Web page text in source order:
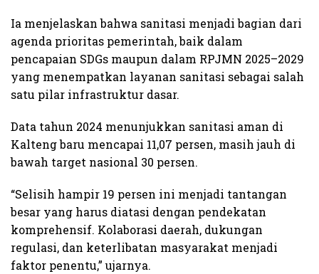
Ia menjelaskan bahwa sanitasi menjadi bagian dari
agenda prioritas pemerintah, baik dalam
pencapaian SDGs maupun dalam RPJMN 2025–2029
yang menempatkan layanan sanitasi sebagai salah
satu pilar infrastruktur dasar.
Data tahun 2024 menunjukkan sanitasi aman di
Kalteng baru mencapai 11,07 persen, masih jauh di
bawah target nasional 30 persen.
“Selisih hampir 19 persen ini menjadi tantangan
besar yang harus diatasi dengan pendekatan
komprehensif. Kolaborasi daerah, dukungan
regulasi, dan keterlibatan masyarakat menjadi
faktor penentu,” ujarnya.